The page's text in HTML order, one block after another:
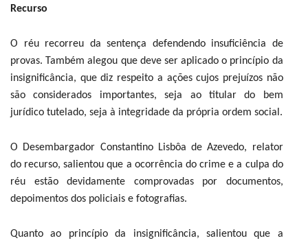
Recurso
O réu recorreu da sentença defendendo insuficiência de
provas. Também alegou que deve ser aplicado o princípio da
insignificância, que diz respeito a ações cujos prejuízos não
são considerados importantes, seja ao titular do bem
jurídico tutelado, seja à integridade da própria ordem social.
O Desembargador Constantino Lisbôa de Azevedo, relator
do recurso, salientou que a ocorrência do crime e a culpa do
réu estão devidamente comprovadas por documentos,
depoimentos dos policiais e fotografias.
Quanto ao princípio da insignificância, salientou que a